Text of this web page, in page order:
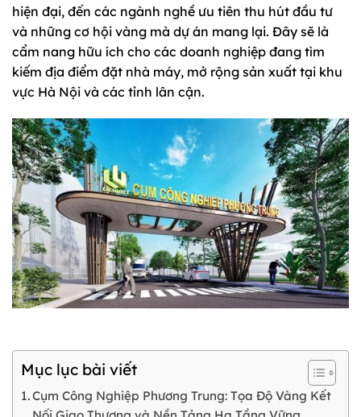
hiện đại, đến các ngành nghề ưu tiên thu hút đầu tư
và những cơ hội vàng mà dự án mang lại. Đây sẽ là
cẩm nang hữu ích cho các doanh nghiệp đang tìm
kiếm địa điểm đặt nhà máy, mở rộng sản xuất tại khu
vực Hà Nội và các tỉnh lân cận.
Mục lục bài viết
Cụm Công Nghiệp Phương Trung: Tọa Độ Vàng Kết